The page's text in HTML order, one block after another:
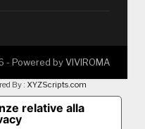
- Powered byVIVIROMA
By : XYZScripts.com
relative alla